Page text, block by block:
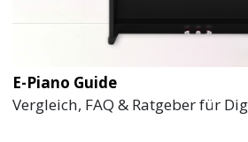
E-Piano Guide
Vergleich, FAQ & Ratgeber für